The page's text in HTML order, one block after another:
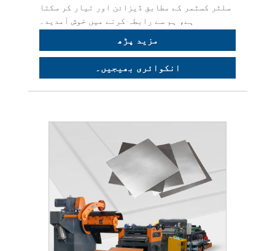
سلٹر کسٹمر کے مطابق ڈیزائن اور تیار کر سکتا
ہے، ہم سے رابطہ کرنے میں خوش آمدید۔
مزید پڑھ
انکوائری بھیجیں۔